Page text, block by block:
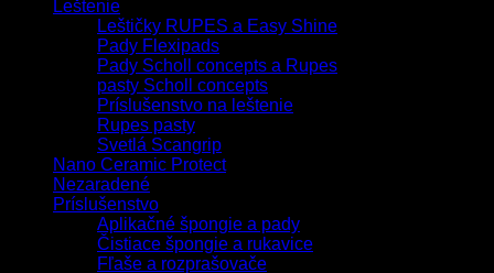
Leštenie
Leštičky RUPES a Easy Shine
Pady Flexipads
Pady Scholl concepts a Rupes
pasty Scholl concepts
Príslušenstvo na leštenie
Rupes pasty
Svetlá Scangrip
Nano Ceramic Protect
Nezaradené
Príslušenstvo
Aplikačné špongie a pady
Čistiace špongie a rukavice
Fľaše a rozprašovače